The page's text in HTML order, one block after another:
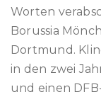
Worten
Borussia
Dortmund.
in den zwei
und einen